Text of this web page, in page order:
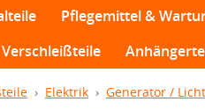
Pflegemittel &
Elektrik Generator /